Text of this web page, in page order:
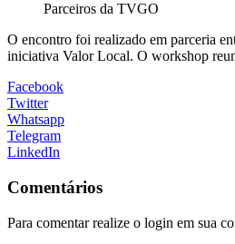
Parceiros da TVGO
O encontro foi realizado em parceria
iniciativa Valor Local. O workshop
Facebook
Twitter
Whatsapp
Telegram
LinkedIn
Comentários
Para comentar realize o login em sua